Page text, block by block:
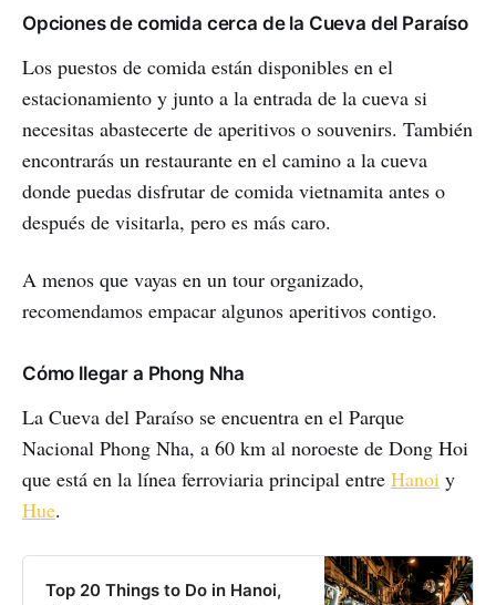
Opciones de comida cerca de la Cueva del Paraíso
Los puestos de comida están disponibles en el
estacionamiento y junto a la entrada de la cueva si
necesitas abastecerte de aperitivos o souvenirs. También
encontrarás un restaurante en el camino a la cueva
donde puedas disfrutar de comida vietnamita antes o
después de visitarla, pero es más caro.
A menos que vayas en un tour organizado,
recomendamos empacar algunos aperitivos contigo.
Cómo llegar a Phong Nha
La Cueva del Paraíso se encuentra en el Parque
Nacional Phong Nha, a 60 km al noroeste de Dong Hoi
que está en la línea ferroviaria principal entre Hanoi y
Hue.
Top 20 Things to Do in Hanoi,